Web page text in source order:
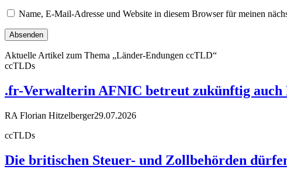
Name, E-Mail-Adresse und Website in diesem Browser für meinen
Aktuelle Artikel zum Thema „Länder-Endungen ccTLD“
ccTLDs
.fr-Verwalterin AFNIC betreut zukünftig auch
RA Florian Hitzelberger29.07.2026
ccTLDs
Die britischen Steuer- und Zollbehörden